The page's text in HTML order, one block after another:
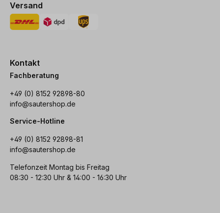
Versand
Kontakt
Fachberatung
+49 (0) 8152 92898-80
info@sautershop.de
Service-Hotline
+49 (0) 8152 92898-81
info@sautershop.de
Telefonzeit Montag bis Freitag
08:30 - 12:30 Uhr & 14:00 - 16:30 Uhr